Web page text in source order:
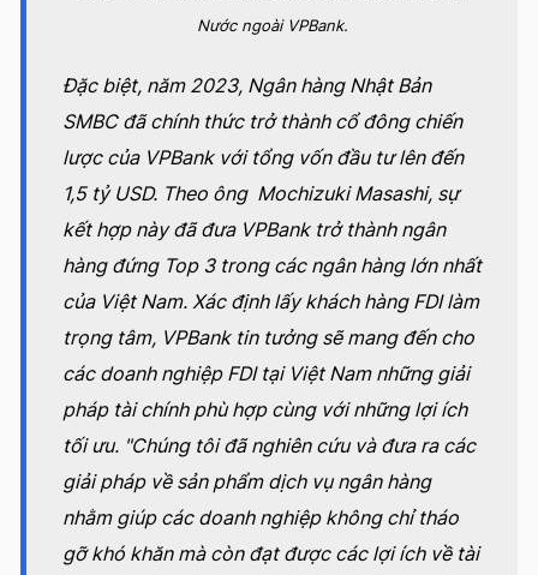
Nước ngoài VPBank.
Đặc biệt, năm 2023, Ngân hàng Nhật Bản
SMBC đã chính thức trở thành cổ đông chiến
lược của VPBank với tổng vốn đầu tư lên đến
1,5 tỷ USD. Theo ông Mochizuki Masashi, sự
kết hợp này đã đưa VPBank trở thành ngân
hàng đứng Top 3 trong các ngân hàng lớn nhất
của Việt Nam. Xác định lấy khách hàng FDI làm
trọng tâm, VPBank tin tưởng sẽ mang đến cho
các doanh nghiệp FDI tại Việt Nam những giải
pháp tài chính phù hợp cùng với những lợi ích
tối ưu. "Chúng tôi đã nghiên cứu và đưa ra các
giải pháp về sản phẩm dịch vụ ngân hàng
nhằm giúp các doanh nghiệp không chỉ tháo
gỡ khó khăn mà còn đạt được các lợi ích về tài